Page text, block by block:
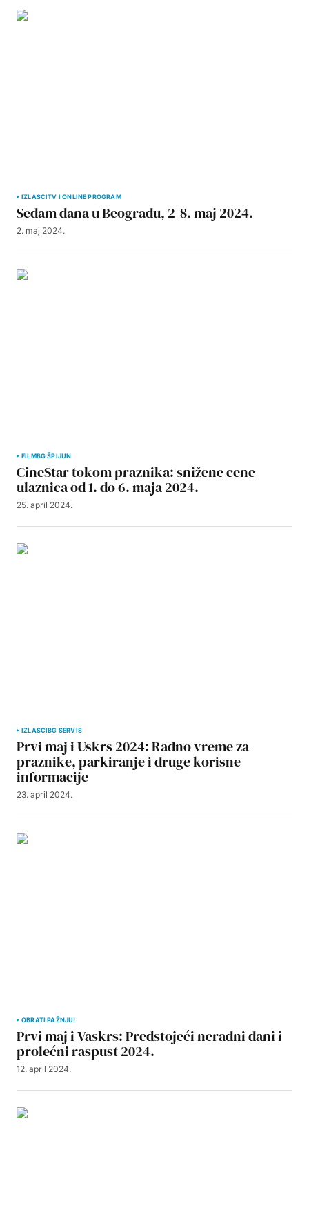
IZLASCITV I ONLINE PROGRAM
Sedam dana u Beogradu, 2-8. maj 2024.
2. maj 2024.
FILMBG ŠPIJUN
CineStar tokom praznika: snižene cene
ulaznica od 1. do 6. maja 2024.
25. april 2024.
IZLASCIBG SERVIS
Prvi maj i Uskrs 2024: Radno vreme za
praznike, parkiranje i druge korisne
informacije
23. april 2024.
OBRATI PAŽNJU!
Prvi maj i Vaskrs: Predstojeći neradni dani i
prolećni raspust 2024.
12. april 2024.